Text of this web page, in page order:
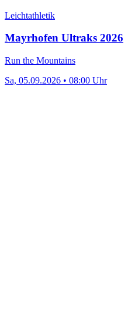
Leichtathletik
Mayrhofen Ultraks 2026
Run the Mountains
Sa, 05.09.2026 • 08:00 Uhr